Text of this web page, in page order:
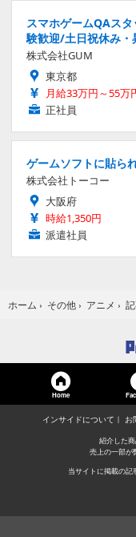
スマホゲームQAス
験歓迎/土日祝休み・
株式会社GUM
東京都
月給33万円～55万
正社員
ゲームソフトに貼ら
株式会社トーコー
大阪府
時給1,350円
派遣社員
ホーム › その他 › アニメ ›
Home
インサイドについて お
紹介した
売上の一部が
当サイトに掲載の記